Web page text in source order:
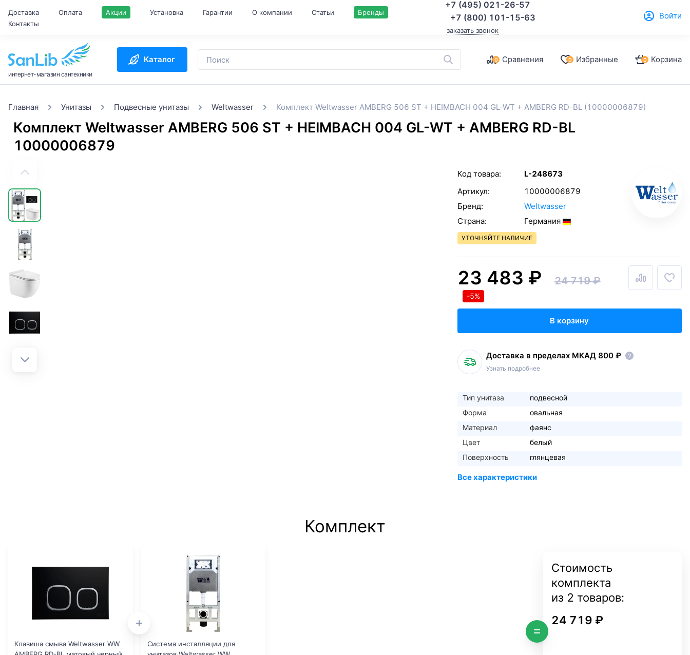
Доставка Оплата Акции Установка Гарантии О компании Статьи
Бренды
Контакты
+7 (495) 021-26-57
+7 (800) 101-15-63
заказать звонок
Войти
интернет-магазин сантехники
Каталог 0 Сравнения 0 Избранные 0 Корзина
Главная Унитазы Подвесные унитазы Weltwasser Комплект Weltwasser AMBERG 506 ST + HEIMBACH 004 GL-WT + AMBERG RD-BL (10000006879)
Комплект Weltwasser AMBERG 506 ST + HEIMBACH 004 GL-WT + AMBERG RD-BL
10000006879
Код товара:
L-248673
Артикул:
10000006879
Бренд:
Weltwasser
Страна:
Германия
УТОЧНЯЙТЕ НАЛИЧИЕ
23 483 ₽ 24 719 ₽
-5%
В корзину
Доставка в пределах МКАД 800 ₽
Узнать подробнее
Тип унитаза
подвесной
Форма
овальная
Материал
фаянс
Цвет
белый
Поверхность
глянцевая
Комплект
Клавиша смыва Weltwasser WW
Система инсталляции для
Стоимость
комплекта
из 2 товаров:
24 719 ₽